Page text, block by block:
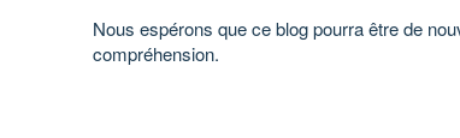
Nous espérons que ce blog pourra être de
compréhension.